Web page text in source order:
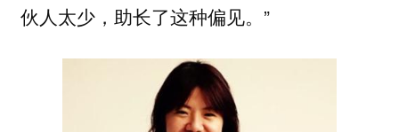
伙人太少，助长了这种偏见。”